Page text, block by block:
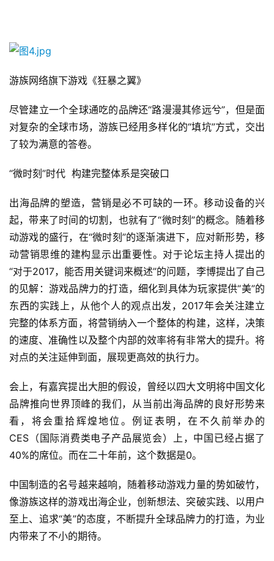
金
茶
7
月
3
日
游
茶
对
接
会
上
站
中
文
中
国
)
游族网络旗下游戏《狂暴之翼》
尽管建立一个全球通吃的品牌还“路漫漫其修远兮”，但是面
对复杂的全球市场，游族已经用多样化的“填坑”方式，交出
了较为满意的答卷。
“微时刻”时代  构建完整体系是突破口
出海品牌的塑造，营销是必不可缺的一环。移动设备的兴
起，带来了时间的切割，也就有了“微时刻”的概念。随着移
动游戏的盛行，在“微时刻”的逐渐演进下，应对新形势，移
动营销思维的建构显示出重要性。对于论坛主持人提出的
“对于2017，能否用关键词来概述”的问题，李博提出了自己
的见解：游戏品牌力的打造，细化到具体为玩家提供“美”的
东西的实践上，从他个人的观点出发，2017年会关注建立
完整的体系方面，将营销纳入一个整体的构建，这样，决策
的速度、准确性以及整个内部的效率将有非常大的提升。将
对点的关注延伸到面，展现更高效的执行力。
会上，有嘉宾提出大胆的假设，曾经以四大文明将中国文化
品牌推向世界顶峰的我们，从当前出海品牌的良好形势来
看，将会重拾辉煌地位。例证表明，在不久前举办的
CES（国际消费类电子产品展览会）上，中国已经占据了
40%的席位。而在二十年前，这个数据是0。
中国制造的名号越来越响，随着移动游戏力量的势如破竹，
像游族这样的游戏出海企业，创新想法、突破实践、以用户
至上、追求“美”的态度，不断提升全球品牌力的打造，为业
内带来了不小的期待。